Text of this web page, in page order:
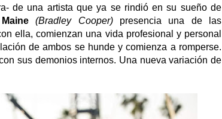
de una artista que ya se rindió en su sueño de
(Bradley Cooper)presencia una de las
ella, comienzan una vida profesional y personal
de ambos se hunde y comienza a romperse.
sus demonios internos. Una nueva variación de